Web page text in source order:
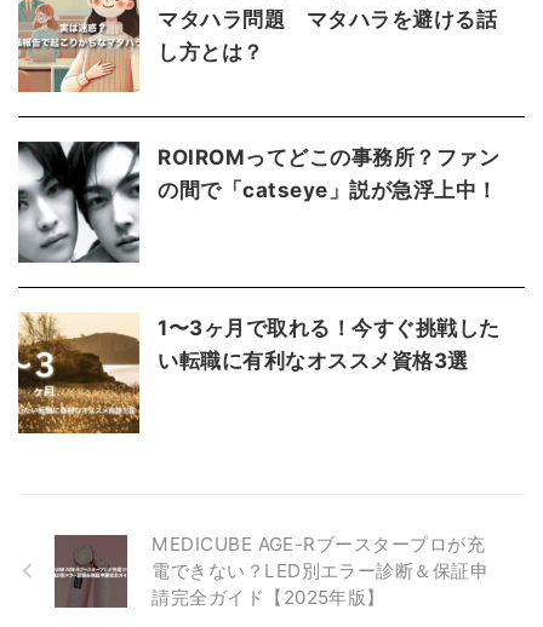
マタハラ問題 マタハラを避ける話
し方とは？
ROIROMってどこの事務所？ファン
の間で「catseye」説が急浮上中！
1〜3ヶ月で取れる！今すぐ挑戦した
い転職に有利なオススメ資格3選
MEDICUBE AGE-Rブースタープロが充
電できない？LED別エラー診断＆保証申
請完全ガイド【2025年版】